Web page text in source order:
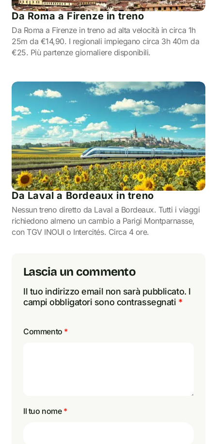
Da Roma a Firenze in treno
Da Roma a Firenze in treno ad alta velocità in circa 1h
25m da €14,90. I regionali impiegano circa 3h 40m da
€25. Più partenze giornaliere disponibili.
Da Laval a Bordeaux in treno
Nessun treno diretto da Laval a Bordeaux. Tutti i viaggi
richiedono almeno un cambio a Parigi Montparnasse,
con TGV INOUI o Intercités. Circa 4 ore.
Lascia un commento
Il tuo indirizzo email non sarà pubblicato. I
campi obbligatori sono contrassegnati *
Commento *
Il tuo nome *